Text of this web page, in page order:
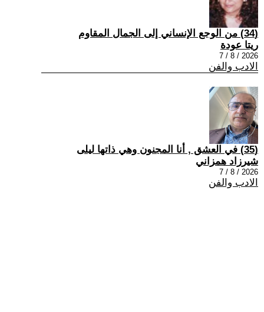
(34) من الوجع الإنساني إلى الجمال المقاوم
ريتا عودة
2026 / 8 / 7
الادب والفن
(35) في العشق , أنا المجنون وهي ذاتها ليلى
شيرزاد همزاني
2026 / 8 / 7
الادب والفن